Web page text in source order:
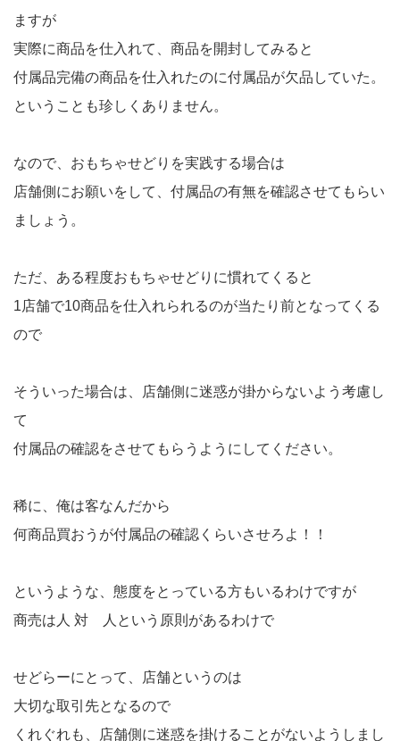
ますが
実際に商品を仕入れて、商品を開封してみると
付属品完備の商品を仕入れたのに付属品が欠品していた。
ということも珍しくありません。
なので、おもちゃせどりを実践する場合は
店舗側にお願いをして、付属品の有無を確認させてもらい
ましょう。
ただ、ある程度おもちゃせどりに慣れてくると
1店舗で10商品を仕入れられるのが当たり前となってくる
ので
そういった場合は、店舗側に迷惑が掛からないよう考慮し
て
付属品の確認をさせてもらうようにしてください。
稀に、俺は客なんだから
何商品買おうが付属品の確認くらいさせろよ！！
というような、態度をとっている方もいるわけですが
商売は人 対 人という原則があるわけで
せどらーにとって、店舗というのは
大切な取引先となるので
くれぐれも、店舗側に迷惑を掛けることがないようしまし